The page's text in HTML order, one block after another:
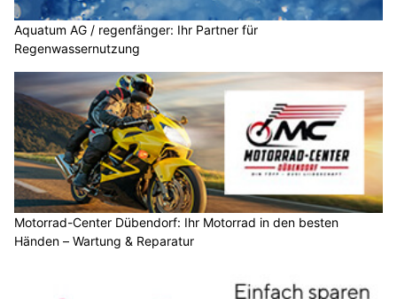
Aquatum AG / regenfänger: Ihr Partner für
Regenwassernutzung
Motorrad-Center Dübendorf: Ihr Motorrad in den besten
Händen – Wartung & Reparatur